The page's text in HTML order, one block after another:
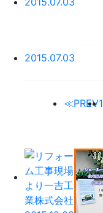
2015.07.03
≪PREV1